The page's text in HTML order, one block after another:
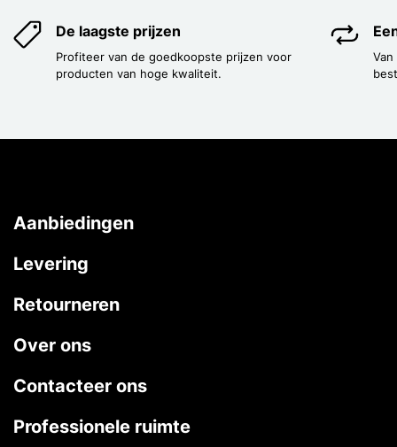
De laagste prijzen
Profiteer van de goedkoopste prijzen voor
producten van hoge kwaliteit.
Aanbiedingen
Levering
Retourneren
Over ons
Contacteer ons
Professionele ruimte